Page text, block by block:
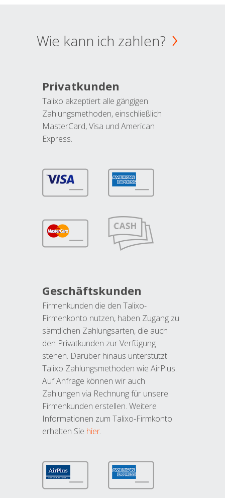
Wie kann ich zahlen?
Privatkunden
Talixo akzeptiert alle gängigen
Zahlungsmethoden, einschließlich
MasterCard, Visa und American
Express.
Geschäftskunden
Firmenkunden die den Talixo-
Firmenkonto nutzen, haben Zugang zu
sämtlichen Zahlungsarten, die auch
den Privatkunden zur Verfügung
stehen. Darüber hinaus unterstützt
Talixo Zahlungsmethoden wie AirPlus.
Auf Anfrage können wir auch
Zahlungen via Rechnung für unsere
Firmenkunden erstellen. Weitere
Informationen zum Talixo-Firmkonto
erhalten Sie hier.